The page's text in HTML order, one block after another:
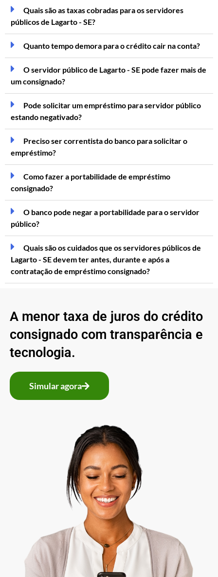
Quais são as taxas cobradas para os servidores
públicos de Lagarto - SE?
Quanto tempo demora para o crédito cair na conta?
O servidor público de Lagarto - SE pode fazer mais de
um consignado?
Pode solicitar um empréstimo para servidor público
estando negativado?
Preciso ser correntista do banco para solicitar o
empréstimo?
Como fazer a portabilidade de empréstimo
consignado?
O banco pode negar a portabilidade para o servidor
público?
Quais são os cuidados que os servidores públicos de
Lagarto - SE devem ter antes, durante e após a
contratação de empréstimo consignado?
A menor taxa de juros do crédito
consignado com transparência e
tecnologia.
Simular agora